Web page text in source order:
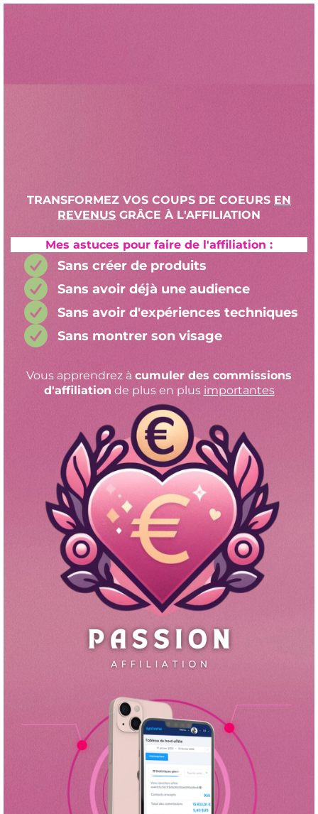
TRANSFORMEZ VOS COUPS DE COEURS EN
REVENUS GRÂCE À L'AFFILIATION
Mes astuces pour faire de l'affiliation :
Sans créer de produits
Sans avoir déjà une audience
Sans avoir d'expériences techniques
Sans montrer son visage
Vous apprendrez à cumuler des commissions
d'affiliation de plus en plus importantes